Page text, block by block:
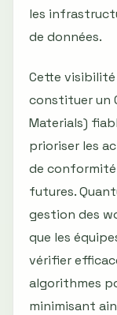
les
de données.
Cette
constituer un
Materials)
prioriser les
de
futures.
gestion des
que les
vérifier
algorithmes
minimisant